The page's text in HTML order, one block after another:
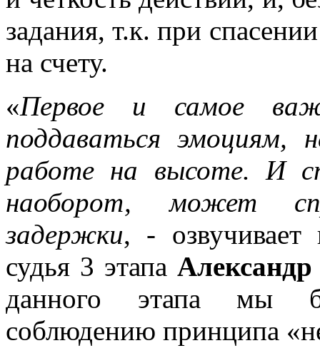
задания, т.к. при
на счету.
«Первое и самое
поддаваться эмоциям,
работе на высоте. И
наоборот, может
задержки, - озвучивает
судья 3 этапа
данного этапа мы
соблюдению принципа